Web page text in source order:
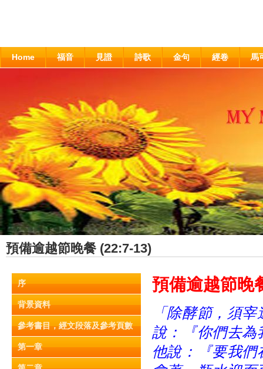
Home 福音 見證 詩歌 金句 經卷 馬
預備逾越節晚餐 (22:7-13)
序
背景資料
參考書目，經文段落及參考頁數
第一章
預備逾越節晚
「除酵節，須
說：
『你們去為
他說：
『要我們